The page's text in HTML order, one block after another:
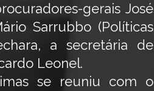
gerais José
Sarrubbo (Políticas
a secretária de
Leonel.
se reuniu com o